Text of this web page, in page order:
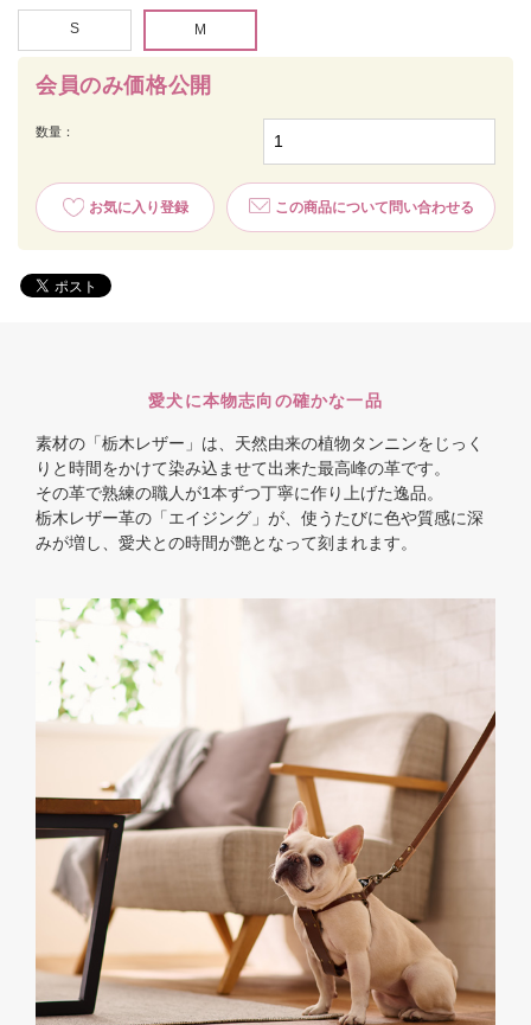
会員のみ価格公開
数量：
お気に入り登録 この商品について問い合わせる
S M
愛犬に本物志向の確かな一品
素材の「栃木レザー」は、天然由来の植物タンニンをじっく
りと時間をかけて染み込ませて出来た最高峰の革です。
その革で熟練の職人が1本ずつ丁寧に作り上げた逸品。
栃木レザー革の「エイジング」が、使うたびに色や質感に深
みが増し、愛犬との時間が艶となって刻まれます。